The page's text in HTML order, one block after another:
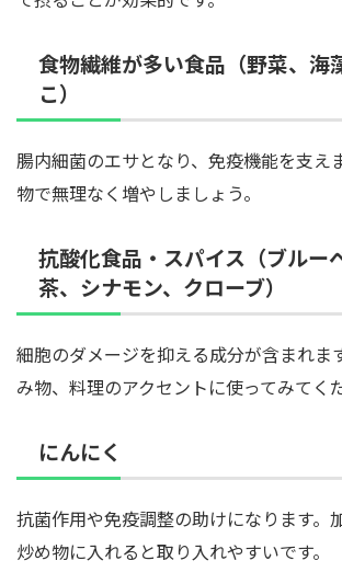
食物繊維が多い食品（野菜、海
こ）
腸内細菌のエサとなり、免疫機能を支え
物で無理なく増やしましょう。
抗酸化食品・スパイス（ブルー
茶、シナモン、クローブ）
細胞のダメージを抑える成分が含まれま
み物、料理のアクセントに使ってみてく
にんにく
抗菌作用や免疫調整の助けになります。
炒め物に入れると取り入れやすいです。